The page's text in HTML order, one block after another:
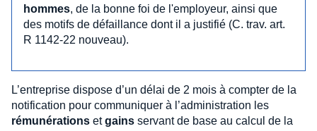
hommes, de la bonne foi de l'employeur, ainsi que
des motifs de défaillance dont il a justifié (C. trav. art.
R 1142-22 nouveau).
L’entreprise dispose d’un délai de 2 mois à compter de la
notification pour communiquer à l’administration les
rémunérations etgains servant de base au calcul de la